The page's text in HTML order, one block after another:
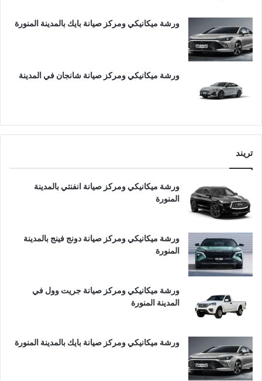
ورشة ميكانيكي ومركز صيانة بايك بالمدينة المنورة
ورشة ميكانيكي ومركز صيانة شانجان في المدينة
تريند
ورشة ميكانيكي ومركز صيانة انفنتي بالمدينة
المنورة
ورشة ميكانيكي ومركز صيانة دونج فينج بالمدينة
المنورة
ورشة ميكانيكي ومركز صيانة جريت وول في
المدينة المنورة
ورشة ميكانيكي ومركز صيانة بايك بالمدينة المنورة